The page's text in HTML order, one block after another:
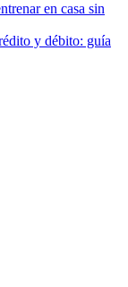
en casa sin
y débito: guía